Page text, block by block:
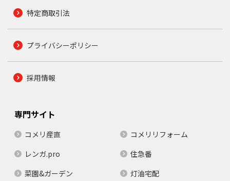
特定商取引法
プライバシーポリシー
採用情報
専門サイト
コメリ産直
コメリリフォーム
レンガ.pro
住急番
菜園&ガーデン
灯油宅配